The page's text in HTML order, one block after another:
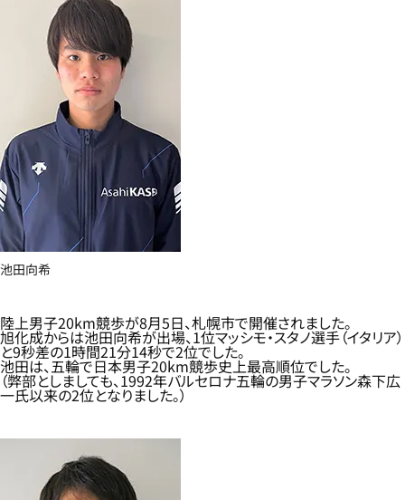
池田向希
陸上男子20km競歩が8月5日、札幌市で開催されました。
旭化成からは池田向希が出場、1位マッシモ・スタノ選手（イタリア）
と9秒差の1時間21分14秒で2位でした。
池田は、五輪で日本男子20km競歩史上最高順位でした。
（弊部としましても、1992年バルセロナ五輪の男子マラソン森下広
一氏以来の2位となりました。）